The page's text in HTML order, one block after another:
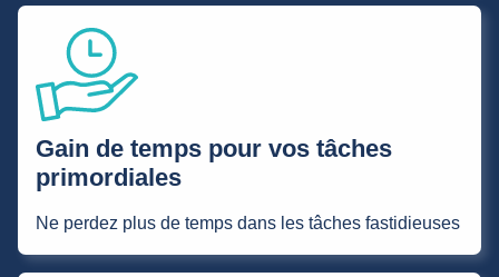
Gain de temps pour vos tâches
primordiales
Ne perdez plus de temps dans les tâches fastidieuses